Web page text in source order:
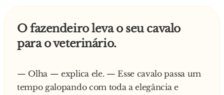
Surpreendido diz o outro cão:
Responde o primeiro:
- Não… Vim só cortar as unhas!
O fazendeiro leva o seu cavalo
para o veterinário.
— Olha — explica ele. — Esse cavalo passa um
tempo galopando com toda a elegância e